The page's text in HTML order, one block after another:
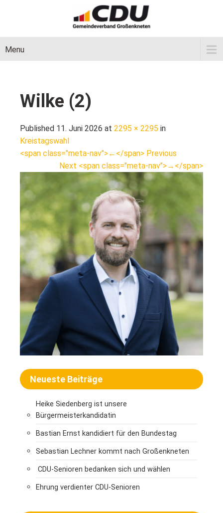
Menu
Wilke (2)
Published 11. Juni 2026 at 2295 × 2295 in
Kreistagswahl
<span class="meta-nav">←</span> Previous
Next <span class="meta-nav">→</span>
Neueste Beiträge
Heike Siedenberg ist unsere
Bürgermeisterkandidatin
Bastian Ernst kandidiert für den Bundestag
Sebastian Lechner kommt nach Großenkneten
CDU-Senioren bedanken sich und wählen
Ehrung verdienter CDU-Senioren